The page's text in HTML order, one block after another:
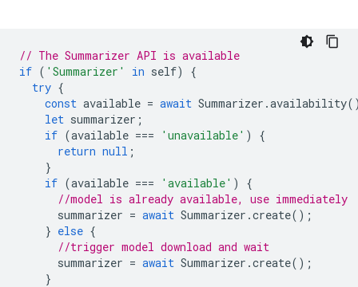
// The Summarizer API is available
if ( 'Summarizer' in self)
{
try {
const available = await Summarizer .availability
let summarizer ;
if (available === 'unavailable' )
{
return null ;
}
if (available === 'available' )
{
//model is already available, use immediately
summarizer = await Summarizer .create();
} else {
//trigger model download and wait
summarizer = await Summarizer .create();
}